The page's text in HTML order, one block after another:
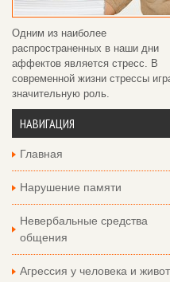
Одним из наиболее
распространенных в наши дни
аффектов является стресс. В
современной жизни стрессы
значительную роль.
НАВИГАЦИЯ
Главная
Нарушение памяти
Невербальные средства
общения
Агрессия у человека и